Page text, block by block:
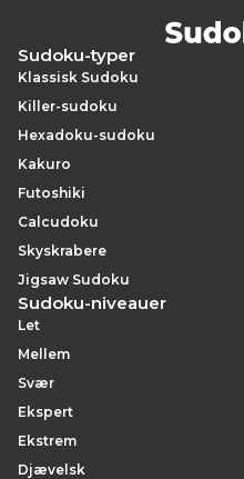
Sudoku-typer
Klassisk Sudoku
Killer-sudoku
Hexadoku-sudoku
Kakuro
Futoshiki
Calcudoku
Skyskrabere
Jigsaw Sudoku
Sudoku-niveauer
Let
Mellem
Svær
Ekspert
Ekstrem
Djævelsk